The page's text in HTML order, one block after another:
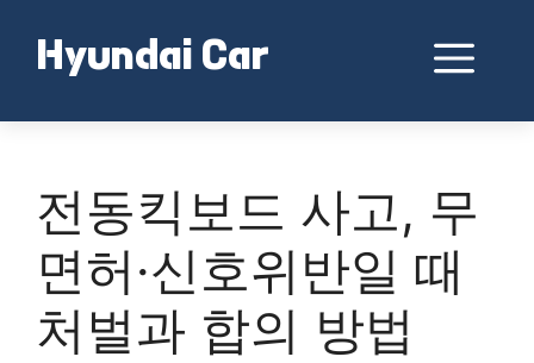
contentHyundai Car
전동킥보드 사고, 무
면허·신호위반일 때
처벌과 합의 방법